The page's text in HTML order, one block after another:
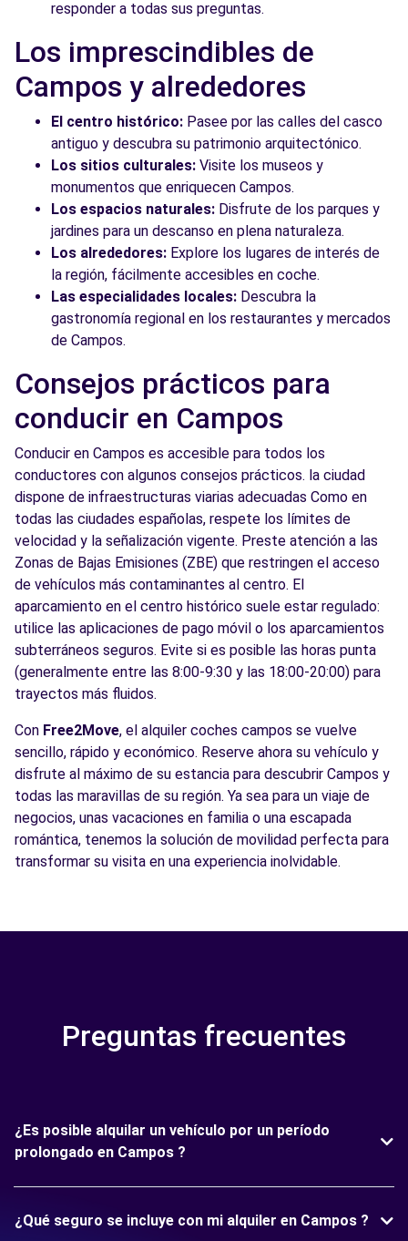
responder a todas sus preguntas.
Los imprescindibles de
Campos y alrededores
El centro histórico: Pasee por las calles del casco
antiguo y descubra su patrimonio arquitectónico.
Los sitios culturales: Visite los museos y
monumentos que enriquecen Campos.
Los espacios naturales: Disfrute de los parques y
jardines para un descanso en plena naturaleza.
Los alrededores: Explore los lugares de interés de
la región, fácilmente accesibles en coche.
Las especialidades locales: Descubra la
gastronomía regional en los restaurantes y mercados
de Campos.
Consejos prácticos para
conducir en Campos
Conducir en Campos es accesible para todos los
conductores con algunos consejos prácticos. la ciudad
dispone de infraestructuras viarias adecuadas Como en
todas las ciudades españolas, respete los límites de
velocidad y la señalización vigente. Preste atención a las
Zonas de Bajas Emisiones (ZBE) que restringen el acceso
de vehículos más contaminantes al centro. El
aparcamiento en el centro histórico suele estar regulado:
utilice las aplicaciones de pago móvil o los aparcamientos
subterráneos seguros. Evite si es posible las horas punta
(generalmente entre las 8:00-9:30 y las 18:00-20:00) para
trayectos más fluidos.
Con Free2Move, el alquiler coches campos se vuelve
sencillo, rápido y económico. Reserve ahora su vehículo y
disfrute al máximo de su estancia para descubrir Campos y
todas las maravillas de su región. Ya sea para un viaje de
negocios, unas vacaciones en familia o una escapada
romántica, tenemos la solución de movilidad perfecta para
transformar su visita en una experiencia inolvidable.
Preguntas frecuentes
¿Es posible alquilar un vehículo por un período
prolongado en Campos ?
¿Qué seguro se incluye con mi alquiler en Campos ?